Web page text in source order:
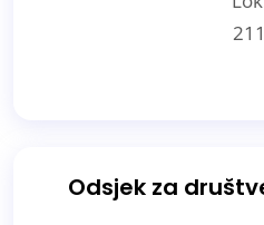
211
Odsjek za